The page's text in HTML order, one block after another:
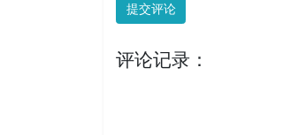
提交评论
评论记录：